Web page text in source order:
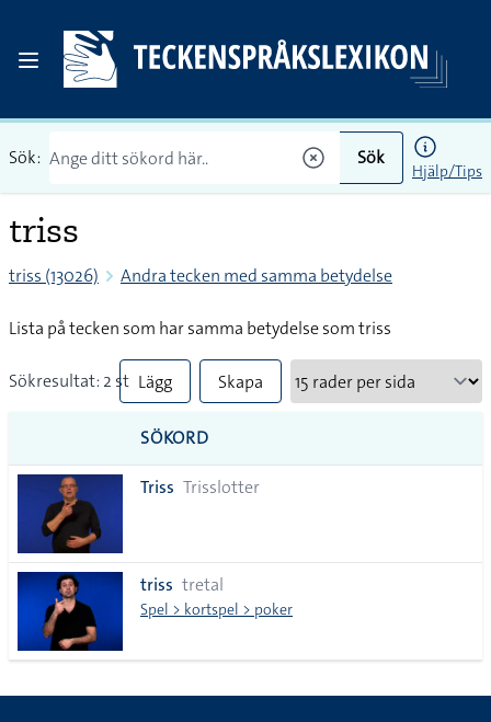
Sök: Sök
Hjälp/Tips
triss
triss (13026) Andra tecken med samma betydelse
Lista på tecken som har samma betydelse som triss
Sökresultat: 2 st Lägg
till
alla i
Skapa
SÖKORD
Triss Trisslotter
triss tretal
Spel > kortspel > poker